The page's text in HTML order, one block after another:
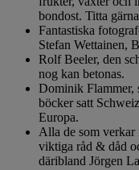
bondost. Titta
Fantastiska
Stefan Wettainen,
Rolf Beeler, den
nog kan betonas.
Dominik Flammer,
böcker satt
Europa.
Alla de som verkar
viktiga råd & dåd
däribland Jörgen